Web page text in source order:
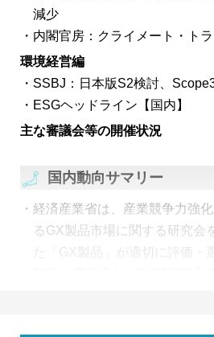
て、価格差支援及び拠点整備
では供給者・利用者一体での
用者の連携が鍵となる。
サステナビリティ基準委員会
産業横断的指標や排出量目標
業横断的指標として、気候関
などを提案。
減少
内閣官房：クライメート・ト
環境経営編
SSBJ：日本版S2検討、
ESGヘッドライン【国内】
主な審議会等の開催状況
国内動向サマリー
経済産業省は、産業競争力強
るGX製品市場に関する研究会
た「GX製品」が適切に評価